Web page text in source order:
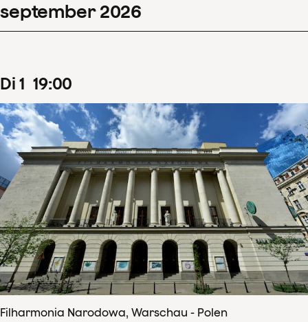
september 2026
di 1 19:00
Filharmonia Narodowa, Warschau - Polen